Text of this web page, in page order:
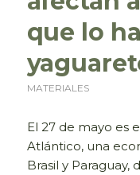
que lo
MATERIALES
El 27 de mayo es
Atlántico, una
Brasil y Paraguay,